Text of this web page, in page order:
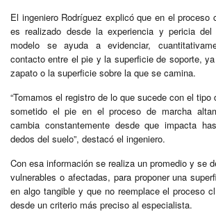
El ingeniero Rodríguez explicó que en el proceso
es realizado desde la experiencia y pericia
modelo se ayuda a evidenciar,
contacto entre el pie y la superficie de soporte,
zapato o la superficie sobre la que se camina.
“Tomamos el registro de lo que sucede con el
sometido el pie en el proceso de marcha
cambia constantemente desde que impacta
dedos del suelo”, destacó el ingeniero.
Con esa información se realiza un promedio y se
vulnerables o afectadas, para proponer una
en algo tangible y que no reemplace el proceso
desde un criterio más preciso al especialista.